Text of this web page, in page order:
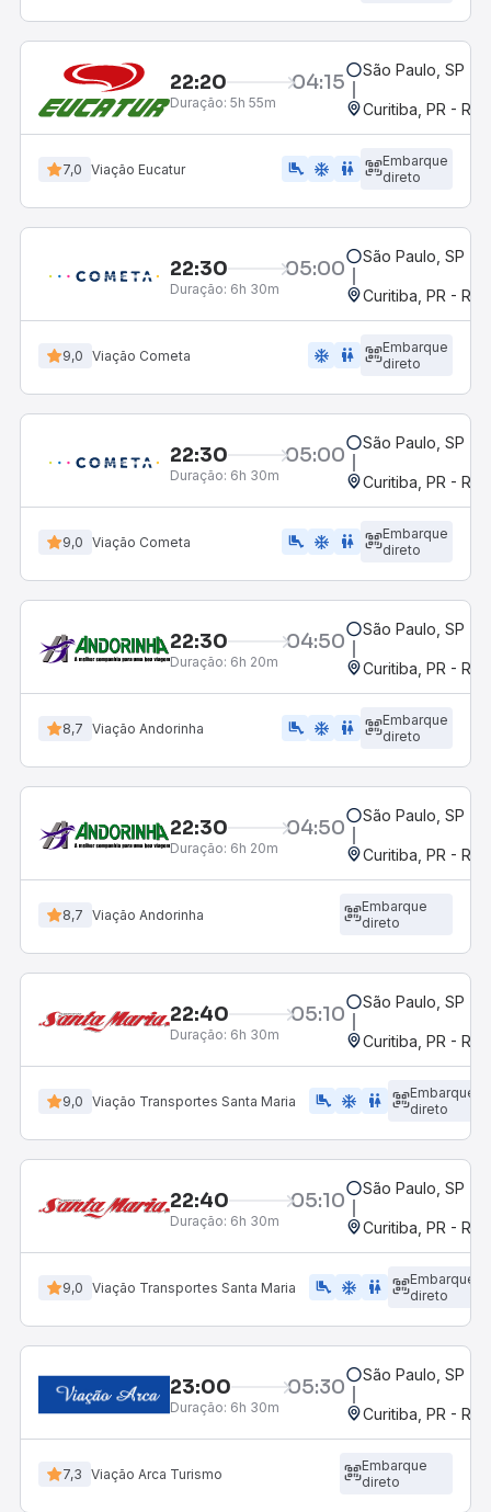
22:20 04:15
Duração: 5h 55m
São Paulo, SP -
Curitiba, PR -
7,0 Viação Eucatur airline_seat_legroom_extra ac_unit wc
Embarque
direto
22:30 05:00
Duração: 6h 30m
São Paulo, SP -
Curitiba, PR -
9,0 Viação Cometa ac_unit wc
Embarque
direto
22:30 05:00
Duração: 6h 30m
São Paulo, SP -
Curitiba, PR -
9,0 Viação Cometa airline_seat_legroom_extra ac_unit WC
Embarque
direto
22:30 04:50
Duração: 6h 20m
São Paulo, SP -
Curitiba, PR -
8,7 Viação Andorinha airline_seat_legroom_extra ac_unit wc
Embarque
direto
22:30 04:50
Duração: 6h 20m
São Paulo, SP -
Curitiba, PR -
8,7 Viação Andorinha
Embarque
direto
22:40 05:10
Duração: 6h 30m
São Paulo, SP -
Curitiba, PR -
9,0 Viação Transportes Santa Maria airline_seat_legroom_extra ac_unit WC
Embarque
direto
22:40 05:10
Duração: 6h 30m
São Paulo, SP -
Curitiba, PR -
9,0 Viação Transportes Santa Maria airline_seat_legroom_extra ac_unit wc
Embarque
direto
23:00 05:30
Duração: 6h 30m
São Paulo, SP -
Curitiba, PR -
7,3 Viação Arca Turismo
Embarque
direto